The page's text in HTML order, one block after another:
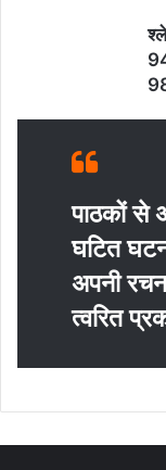
पाठकों से
घटित
अपनी
त्‍वरित